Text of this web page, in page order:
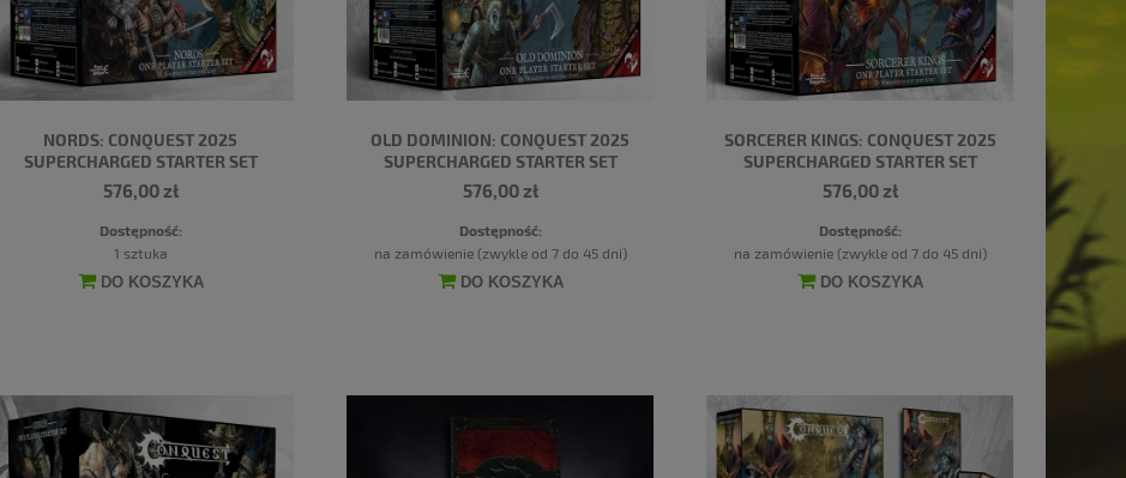
NORDS: CONQUEST 2025
SUPERCHARGED STARTER SET
576,00 zł
Dostępność:
1 sztuka
DO KOSZYKA
OLD DOMINION: CONQUEST 2025
SUPERCHARGED STARTER SET
576,00 zł
Dostępność:
na zamówienie (zwykle od 7 do 45 dni)
DO KOSZYKA
SORCERER KINGS: CONQUEST 2025
SUPERCHARGED STARTER SET
576,00 zł
Dostępność:
na zamówienie (zwykle od 7 do 45 dni)
DO KOSZYKA